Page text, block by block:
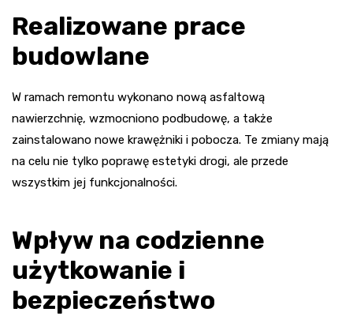
Realizowane prace
budowlane
W ramach remontu wykonano nową asfaltową
nawierzchnię, wzmocniono podbudowę, a także
zainstalowano nowe krawężniki i pobocza. Te zmiany mają
na celu nie tylko poprawę estetyki drogi, ale przede
wszystkim jej funkcjonalności.
Wpływ na codzienne
użytkowanie i
bezpieczeństwo